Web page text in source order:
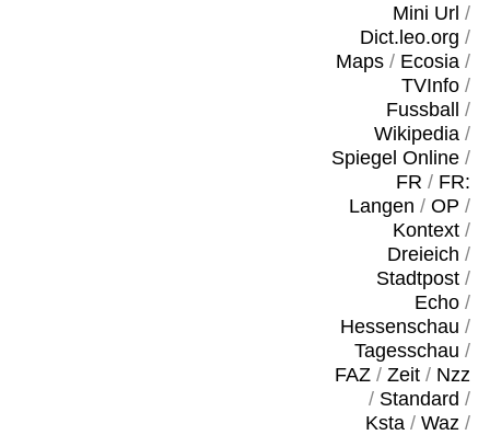
Mini Url /
Dict.leo.org /
Maps/ Ecosia/
TVInfo/
Fussball
/
Wikipedia/
Spiegel Online/
FR / FR:
Langen / OP /
Kontext/
Dreieich /
Stadtpost/
Echo/
Hessenschau /
Tagesschau /
FAZ/ Zeit/ Nzz
/ Standard /
Ksta/ Waz/